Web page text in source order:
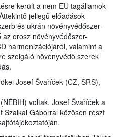
került a nem EU tagállamok
jellegű előadások
és ukrán növényvédőszer-
orosz növényvédőszer-
harmonizációjáról, valamint a
szolgáló növényvédő szerek
Josef Švaříček (CZ, SRS),
voltak. Josef Švaříček a
Szalkai Gáborral közösen részt